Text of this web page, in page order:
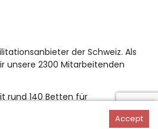
der Schweiz. Als
unsere 2300 Mitarbeitenden
rund 140 Betten für
Rehabilitation sowie
startet bereits im FebruarAccept